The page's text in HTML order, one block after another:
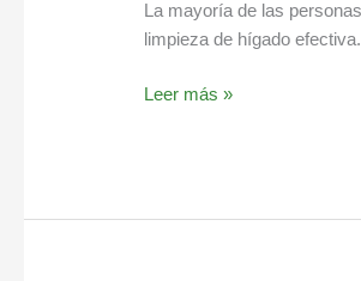
La mayoría de las
limpieza de hígado efectiva.
Leer más »